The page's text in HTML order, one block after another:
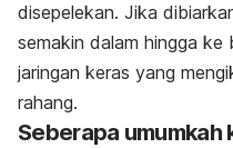
disepelekan. Jika
semakin dalam hingga ke
jaringan keras yang
rahang.
Seberapa umumkah